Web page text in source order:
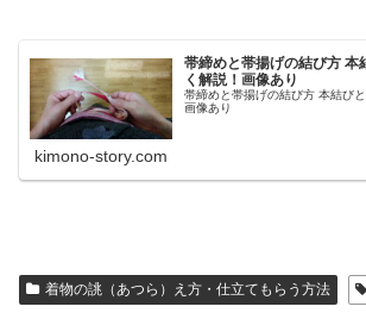
帯締めと帯揚げの結び方 本
く解説！画像あり
帯締めと帯揚げの結び方 本結び
画像あり
kimono-story.com
着物の誂（あつら）え方・仕立てもらう方法